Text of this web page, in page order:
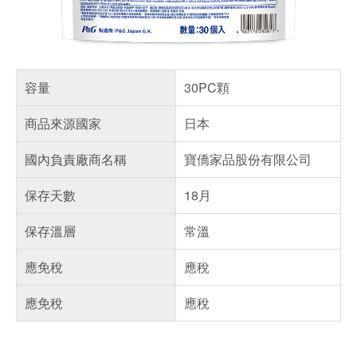
容量
30PC顆
商品來源國家
日本
國內負責廠商名稱
寶僑家品股份有限公司
保存天數
18月
保存溫層
常溫
應免稅
應稅
應免稅
應稅